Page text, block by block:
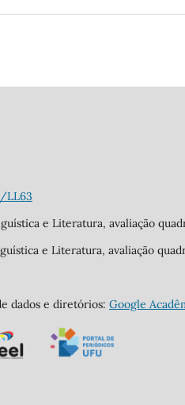
LL63
e Literatura, avaliação
e Literatura, avaliação
dados e diretórios: Google